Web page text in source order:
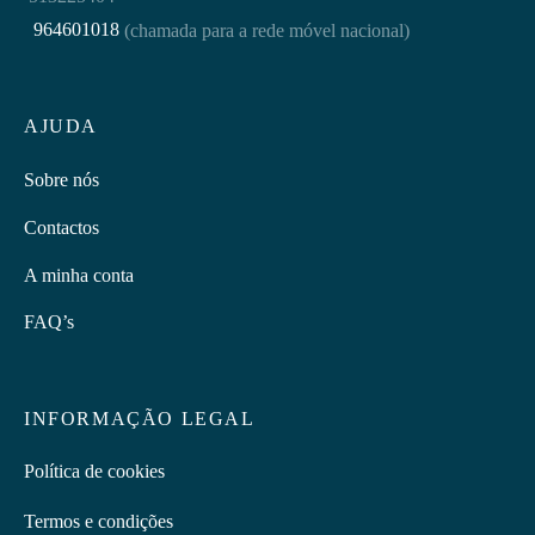
AJUDA
Sobre nós
Contactos
A minha conta
FAQ’s
INFORMAÇÃO LEGAL
Política de cookies
Termos e condições
964601018 (chamada para a rede móvel nacional)